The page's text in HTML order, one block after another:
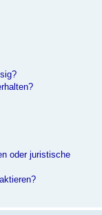
oder juristische